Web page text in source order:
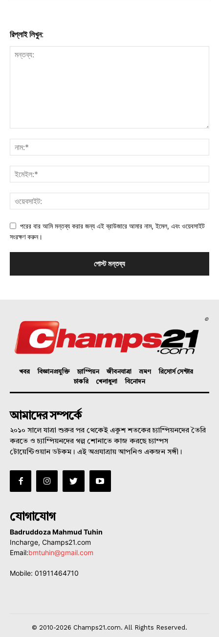
রিপ্লাই লিখুন:
পরের বার আমি মন্তব্য করার জন্য এই ব্রাউজারে আমার নাম, ইমেল, এবং ওয়েবসাইট
সংরক্ষণ করুন।
©
খবর বিজ্ঞানপ্রযুক্তি চ্যাম্পিয়ন জীবনযাত্রা ভ্রমণ
রিসোর্স সেন্টার
চাকরি
খেলাধুলা বিনোদন
আমাদের সম্পর্কে
২০১০ সালে যাত্রা শুরুর পর থেকেই একুশ শতকের চ্যাম্পিয়নদের তৈরি
করতে ও চ্যাম্পিয়নদের গল্প শোনাতে কাজ করছে চ্যাম্পস
টোয়েন্টিওয়ান ডটকম। এই অগ্রযাত্রায় আপনিও একজন সঙ্গী।
যোগাযোগ
Badruddoza Mahmud Tuhin
Incharge, Champs21.com
Email:bmtuhin@gmail.com
Mobile: 01911464710
© 2010-2026 Champs21.com. All Rights Reserved.